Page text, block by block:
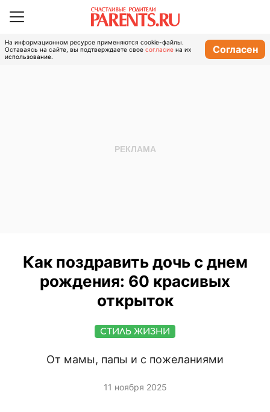
На информационном ресурсе применяются cookie-файлы.
Оставаясь на сайте, вы подтверждаете свое согласие на их
использование.
Согласен
Как поздравить дочь с днем
рождения: 60 красивых
открыток
СТИЛЬ ЖИЗНИ
От мамы, папы и с пожеланиями
11 ноября 2025